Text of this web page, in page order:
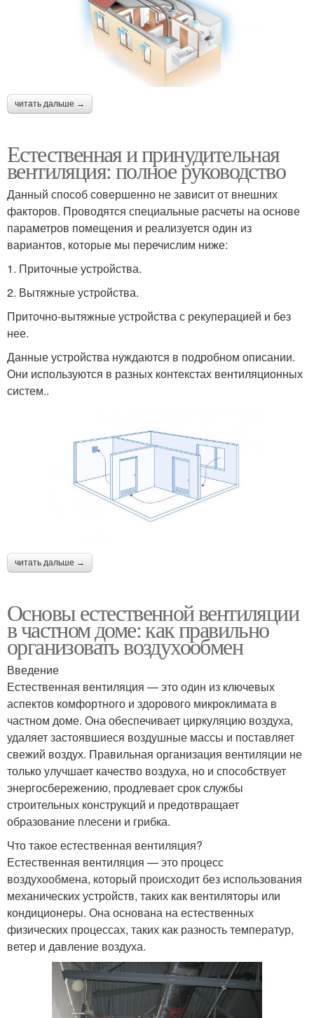
читать дальше →
Естественная и принудительная
вентиляция: полное руководство
Данный способ совершенно не зависит от внешних
факторов. Проводятся специальные расчеты на основе
параметров помещения и реализуется один из
вариантов, которые мы перечислим ниже:
1. Приточные устройства.
2. Вытяжные устройства.
Приточно-вытяжные устройства с рекуперацией и без
нее.
Данные устройства нуждаются в подробном описании.
Они используются в разных контекстах вентиляционных
систем..
читать дальше →
Основы естественной вентиляции
в частном доме: как правильно
организовать воздухообмен
Введение
Естественная вентиляция — это один из ключевых
аспектов комфортного и здорового микроклимата в
частном доме. Она обеспечивает циркуляцию воздуха,
удаляет застоявшиеся воздушные массы и поставляет
свежий воздух. Правильная организация вентиляции не
только улучшает качество воздуха, но и способствует
энергосбережению, продлевает срок службы
строительных конструкций и предотвращает
образование плесени и грибка.
Что такое естественная вентиляция?
Естественная вентиляция — это процесс
воздухообмена, который происходит без использования
механических устройств, таких как вентиляторы или
кондиционеры. Она основана на естественных
физических процессах, таких как разность температур,
ветер и давление воздуха.